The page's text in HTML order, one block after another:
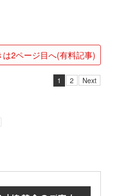
は2ページ目へ(有料記事)
1 2 Next